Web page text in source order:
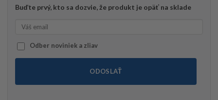
Buďte prvý, kto sa dozvie, že produkt je opäť na sklade
Odber noviniek a zliav
ODOSLAŤ